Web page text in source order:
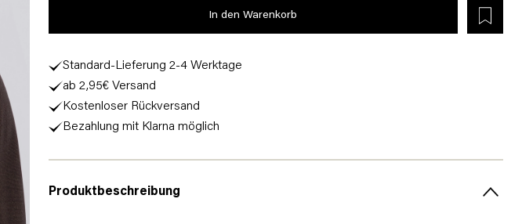
In den Warenkorb
Standard-Lieferung 2-4 Werktage
ab 2,95€ Versand
Kostenloser Rückversand
Bezahlung mit Klarna möglich
Produktbeschreibung